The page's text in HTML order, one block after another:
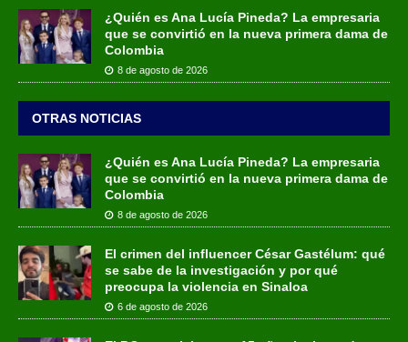
¿Quién es Ana Lucía Pineda? La empresaria
que se convirtió en la nueva primera dama de
Colombia
8 de agosto de 2026
OTRAS NOTICIAS
¿Quién es Ana Lucía Pineda? La empresaria
que se convirtió en la nueva primera dama de
Colombia
8 de agosto de 2026
El crimen del influencer César Gastélum: qué
se sabe de la investigación y por qué
preocupa la violencia en Sinaloa
6 de agosto de 2026